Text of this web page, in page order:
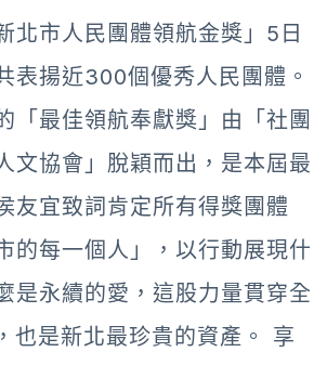
北市人民團體領航金獎」5日
表揚近300個優秀人民團體。
「最佳領航奉獻獎」由「社團
文協會」脫穎而出，是本屆最
友宜致詞肯定所有得獎團體
的每一個人」，以行動展現什
是永續的愛，這股力量貫穿全
也是新北最珍貴的資產。 享